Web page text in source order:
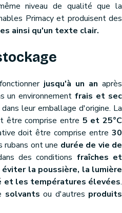
niveau de qualité que la
Primacy et produisent des
ainsi qu'un texte clair.
jusqu'à un an après
un environnementfrais et sec
leur emballage d'origine. La
être comprise entre 5 et 25°C
doit être comprise entre 30
rubans ont une durée de vie de
des conditions fraîches et
éviter la poussière, la lumière
et les températures élevées.
solvants ou d'autres produits